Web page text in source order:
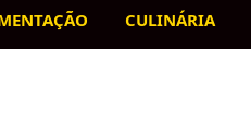
CULINÁRIA